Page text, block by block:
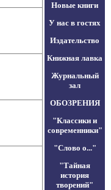
Новые книги
У нас в гостях
Издательство
Книжная лавка
Журнальный
зал
ОБОЗРЕНИЯ
"Классики и
современники"
"Слово о..."
"Тайная
история
творений"